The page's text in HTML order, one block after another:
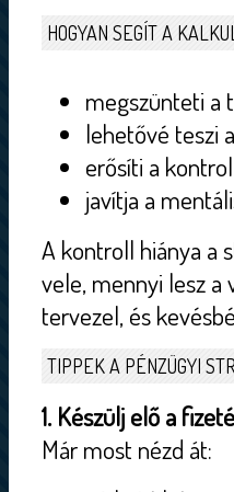
HOGYAN SEGÍT A
megszünteti a
lehetővé teszi
erősíti a
javítja a
A kontroll hiánya a
vele, mennyi lesz
tervezel, és
TIPPEK A PÉNZÜGYI
1. Készülj elő a
Már most nézd át: